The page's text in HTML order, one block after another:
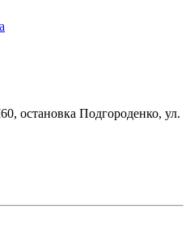
остановка Подгороденко, ул.